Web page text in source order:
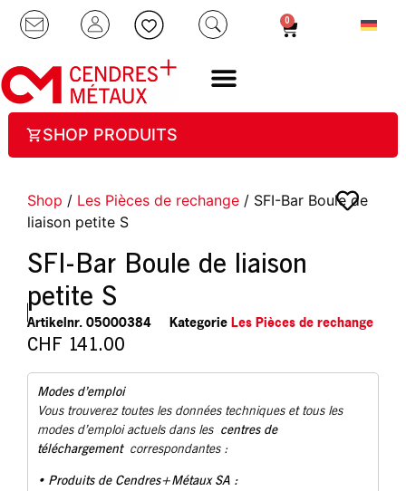
0
SHOP PRODUITS
Shop / Les Pièces de rechange / SFI-Bar Boule de
liaison petite S
SFI-Bar Boule de liaison
petite S
Artikelnr. 05000384 Kategorie Les Pièces de rechange
CHF 141.00
Modes d’emploi
Vous trouverez toutes les données techniques et tous les
modes d’emploi actuels dans les centres de
téléchargementcorrespondantes :
• Produits de Cendres+Métaux SA :